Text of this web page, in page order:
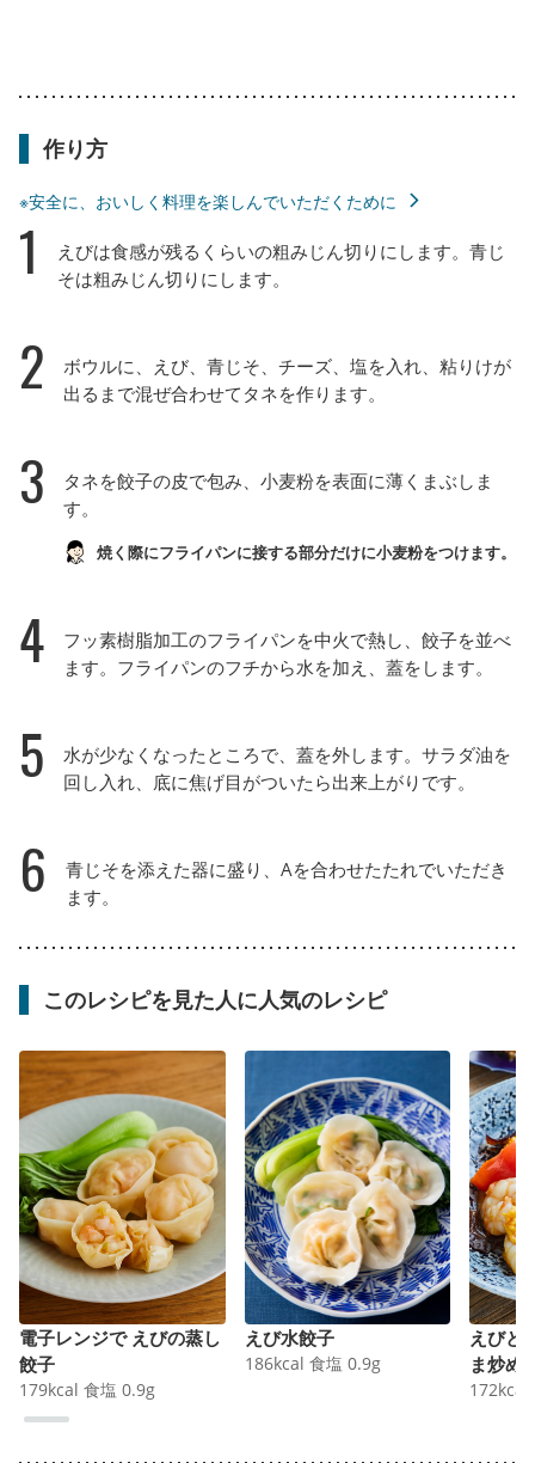
作り方
※安全に、おいしく料理を楽しんでいただくために
1
えびは食感が残るくらいの粗みじん切りにします。青じ
そは粗みじん切りにします。
2
ボウルに、えび、青じそ、チーズ、塩を入れ、粘りけが
出るまで混ぜ合わせてタネを作ります。
3
タネを餃子の皮で包み、小麦粉を表面に薄くまぶしま
す。
焼く際にフライパンに接する部分だけに小麦粉をつけます。
4
フッ素樹脂加工のフライパンを中火で熱し、餃子を並べ
ます。フライパンのフチから水を加え、蓋をします。
5
水が少なくなったところで、蓋を外します。サラダ油を
回し入れ、底に焦げ目がついたら出来上がりです。
6
青じそを添えた器に盛り、Aを合わせたたれでいただき
ます。
このレシピを見た人に人気のレシピ
電子レンジで えびの蒸し
餃子
179kcal 食塩 0.9g
えび水餃子
186kcal 食塩 0.9g
えびと
ま炒め
172kcal